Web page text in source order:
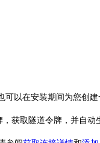
以在安装期间为您创
获取隧道令牌，并自